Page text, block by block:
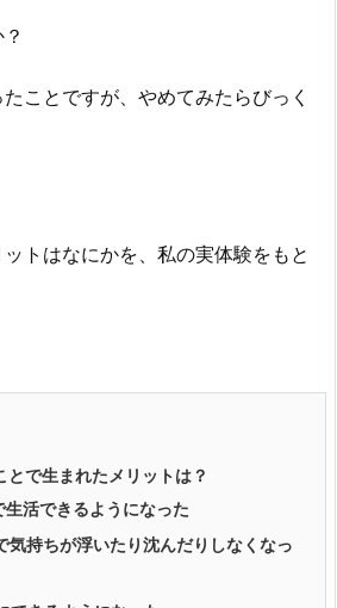
ことですが、やめてみたらびっく
トはなにかを、私の実体験をもと
とで生まれたメリットは？
生活できるようになった
気持ちが浮いたり沈んだりしなくなっ